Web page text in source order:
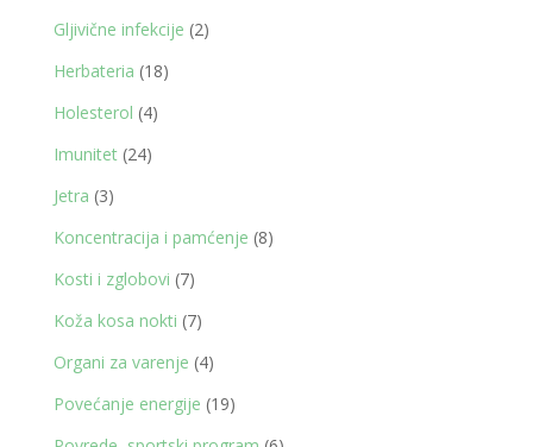
proizvoda
Gljivične infekcije 22
Herbateria 1818
Holesterol 44
Imunitet 2424
Jetra 33
proizvoda
Koncentracija i pamćenje 88
Kosti i zglobovi 77
proizvoda
Koža kosa nokti 77
proizvoda
Organi za varenje 44
proizvoda
Povećanje energije 1919
proizvoda